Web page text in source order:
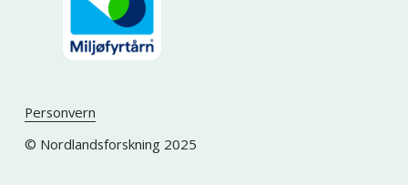
Personvern
© Nordlandsforskning 2025